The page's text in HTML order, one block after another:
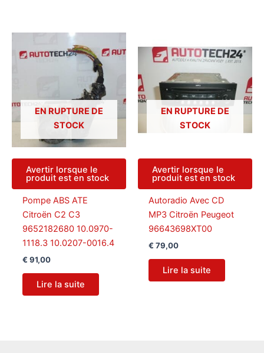
EN RUPTURE DE
STOCK
Avertir lorsque le
produit est en stock
Pompe ABS ATE
Citroën C2 C3
9652182680 10.0970-
1118.3 10.0207-0016.4
€ 91,00
Lire la suite
EN RUPTURE DE
STOCK
Avertir lorsque le
produit est en stock
Autoradio Avec CD
MP3 Citroën Peugeot
96643698XT00
€ 79,00
Lire la suite